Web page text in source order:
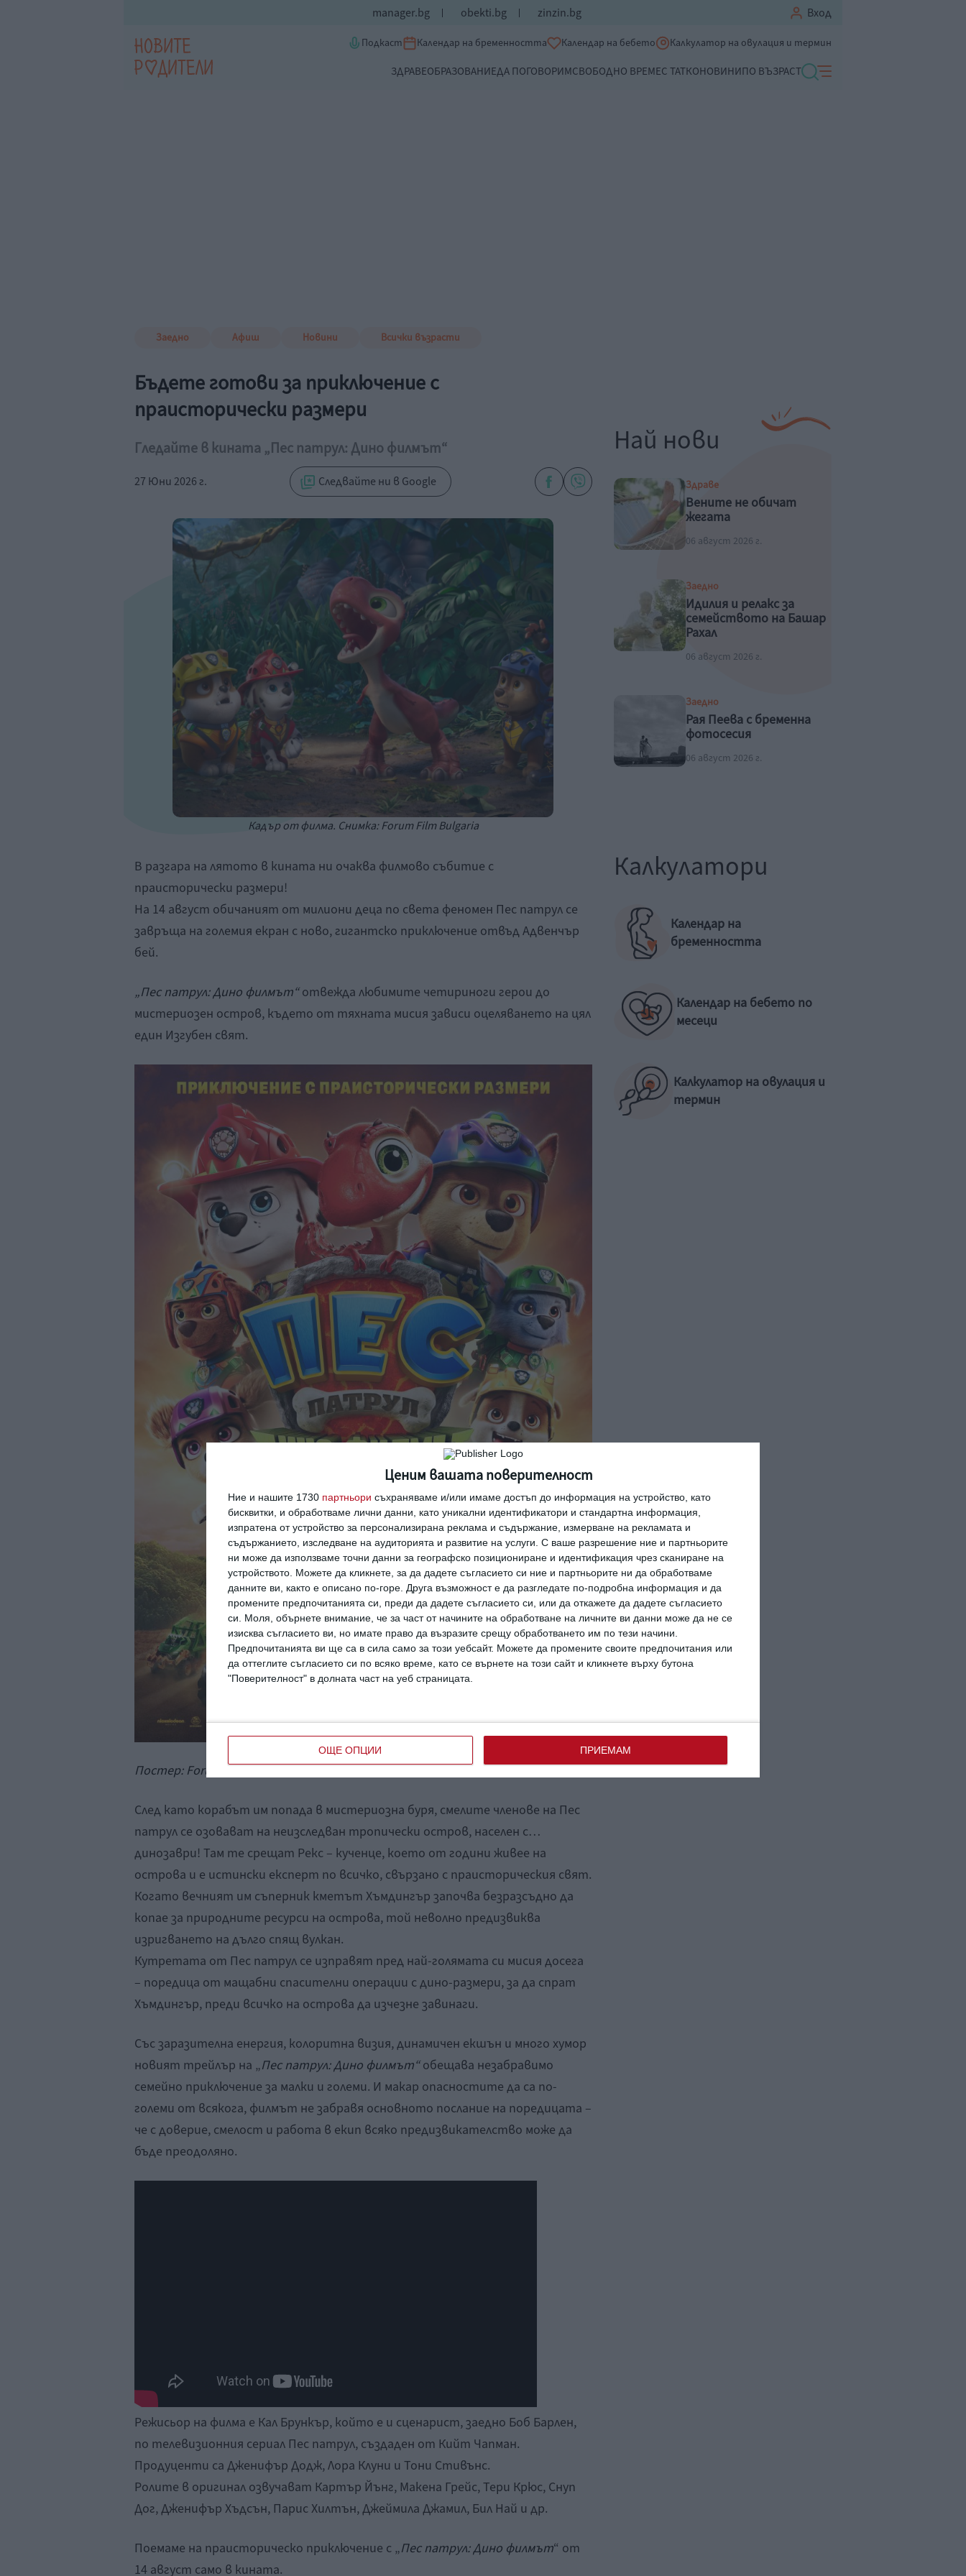
Ценим вашата поверителност
Ние и нашите 1730 партньори съхраняваме и/или имаме достъп до информация на устройство, като
бисквитки, и обработваме лични данни, като уникални идентификатори и стандартна информация,
изпратена от устройство за персонализирана реклама и съдържание, измерване на рекламата и
съдържанието, изследване на аудиторията и развитие на услуги. С ваше разрешение ние и партньорите
ни може да използваме точни данни за географско позициониране и идентификация чрез сканиране на
устройството. Можете да кликнете, за да дадете съгласието си ние и партньорите ни да обработваме
данните ви, както е описано по-горе. Друга възможност е да разгледате по-подробна информация и да
промените предпочитанията си, преди да дадете съгласието си, или да откажете да дадете съгласието
си.
Моля, обърнете внимание, че за част от начините на обработване на личните ви данни може да не се
изисква съгласието ви, но имате право да възразите срещу обработването им по тези начини.
Предпочитанията ви ще са в сила само за този уебсайт. Можете да промените своите предпочитания или
да оттеглите съгласието си по всяко време, като се върнете на този сайт и кликнете върху бутона
"Поверителност" в долната част на уеб страницата.
ОЩЕ ОПЦИИ ПРИЕМАМ
manager.bg obekti.bg zinzin.bg Вход
Подкаст Календар на бременността Календар на бебето Калкулатор на овулация и термин
ЗДРАВЕОБРАЗОВАНИЕДА ПОГОВОРИМСВОБОДНО ВРЕМЕС ТАТКОНОВИНИПО ВЪЗРАСТ
Заедно Афиш Новини Всички възрасти
Бъдете готови за приключение с
праисторически размери
Гледайте в кината „Пес патрул: Дино филмът“
27 Юни 2026 г. Следвайте ни в Google
Кадър от филма. Снимка: Forum Film Bulgaria
В разгара на лятото в кината ни очаква филмово събитие с
праисторически размери!
На 14 август обичаният от милиони деца по света феномен Пес патрул се
завръща на големия екран с ново, гигантско приключение отвъд Адвенчър
бей.
„Пес патрул: Дино филмът“отвежда любимите четириноги герои до
мистериозен остров, където от тяхната мисия зависи оцеляването на цял
един Изгубен свят.
Постер: Forum Film Bulgaria
След като корабът им попада в мистериозна буря, смелите членове на Пес
патрул се озовават на неизследван тропически остров, населен с…
динозаври! Там те срещат Рекс – кученце, което от години живее на
острова и е истински експерт по всичко, свързано с праисторическия свят.
Когато вечният им съперник кметът Хъмдингър започва безразсъдно да
копае за природните ресурси на острова, той неволно предизвиква
изригването на дълго спящ вулкан.
Кутретата от Пес патрул се изправят пред най-голямата си мисия досега
– поредица от мащабни спасителни операции с дино-размери, за да спрат
Хъмдингър, преди всичко на острова да изчезне завинаги.
Със заразителна енергия, колоритна визия, динамичен екшън и много хумор
новият трейлър на „Пес патрул: Дино филмът“обещава незабравимо
семейно приключение за малки и големи. И макар опасностите да са по-
големи от всякога, филмът не забравя основното послание на поредицата –
че с доверие, смелост и работа в екип всяко предизвикателство може да
бъде преодоляно.
Режисьор на филма е Кал Брункър, който е и сценарист, заедно Боб Барлен,
по телевизионния сериал Пес патрул, създаден от Кийт Чапман.
Продуценти са Дженифър Додж, Лора Клуни и Тони Стивънс.
Ролите в оригинал озвучават Картър Йънг, Макена Грейс, Тери Крюс, Снуп
Дог, Дженифър Хъдсън, Парис Хилтън, Джеймила Джамил, Бил Най и др.
Поемаме на праисторическо приключение с „Пес патрул: Дино филмът“ от
14 август само в кината.
Най нови
Здраве
Вените не обичат
жегата
06 август 2026 г.
Заедно
Идилия и релакс за
семейството на Башар
Рахал
06 август 2026 г.
Заедно
Рая Пеева с бременна
фотосесия
06 август 2026 г.
Калкулатори
Календар на
бременността
Календар на бебето по
месеци
Калкулатор на овулация и
термин